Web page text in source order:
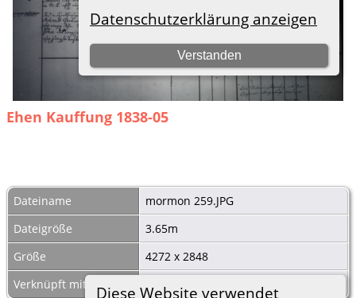
Diese Website verwendet
Ehen Kauffung 1838-05
Dateiname
mormon 259.JPG
Dateigröße
3.65m
Größe
4272 x 2848
Verknüpft mit
Ehen Kauffung 1838-05